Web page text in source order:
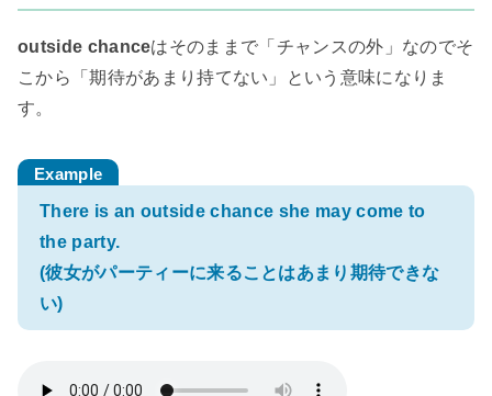
outside chanceはそのままで「チャンスの外」なのでそ
こから「期待があまり持てない」という意味になりま
す。
There is an outside chance she may come to
the party.
(彼女がパーティーに来ることはあまり期待できな
い)